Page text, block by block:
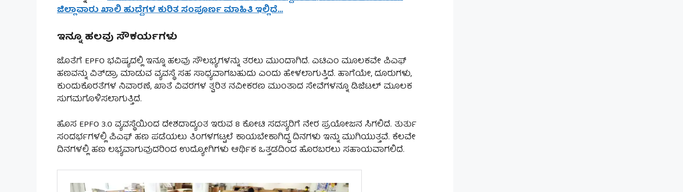
ಜಿಲ್ಲಾವಾರು ಖಾಲಿ ಹುದ್ದೆಗಳ ಕುರಿತ ಸಂಪೂರ್ಣ ಮಾಹಿತಿ ಇಲ್ಲಿದೆ…
ಇನ್ನೂ ಹಲವು ಸೌಕರ್ಯಗಳು
ಜೊತೆಗೆ EPFO ಭವಿಷ್ಯದಲ್ಲಿ ಇನ್ನೂ ಹಲವು ಸೌಲಭ್ಯಗಳನ್ನು ತರಲು ಮುಂದಾಗಿದೆ. ಎಟಿಎಂ ಮೂಲಕವೇ ಪಿಎಫ್
ಹಣವನ್ನು ವಿತ್‌ಡ್ರಾ ಮಾಡುವ ವ್ಯವಸ್ಥೆ ಸಹ ಸಾಧ್ಯವಾಗಬಹುದು ಎಂದು ಹೇಳಲಾಗುತ್ತಿದೆ. ಹಾಗೆಯೇ, ದೂರುಗಳು,
ಕುಂದುಕೊರತೆಗಳ ನಿವಾರಣೆ, ಖಾತೆ ವಿವರಗಳ ತ್ವರಿತ ನವೀಕರಣ ಮುಂತಾದ ಸೇವೆಗಳನ್ನೂ ಡಿಜಿಟಲ್ ಮೂಲಕ
ಸುಗಮಗೊಳಿಸಲಾಗುತ್ತಿದೆ.
ಹೊಸ EPFO 3.0 ವ್ಯವಸ್ಥೆಯಿಂದ ದೇಶದಾದ್ಯಂತ ಇರುವ 8 ಕೋಟಿ ಸದಸ್ಯರಿಗೆ ನೇರ ಪ್ರಯೋಜನ ಸಿಗಲಿದೆ. ತುರ್ತು
ಸಂದರ್ಭಗಳಲ್ಲಿ ಪಿಎಫ್ ಹಣ ಪಡೆಯಲು ತಿಂಗಳಗಟ್ಟಲೆ ಕಾಯಬೇಕಾಗಿದ್ದ ದಿನಗಳು ಇನ್ನು ಮುಗಿಯುತ್ತವೆ. ಕೆಲವೇ
ದಿನಗಳಲ್ಲಿ ಹಣ ಲಭ್ಯವಾಗುವುದರಿಂದ ಉದ್ಯೋಗಿಗಳು ಆರ್ಥಿಕ ಒತ್ತಡದಿಂದ ಹೊರಬರಲು ಸಹಾಯವಾಗಲಿದೆ.